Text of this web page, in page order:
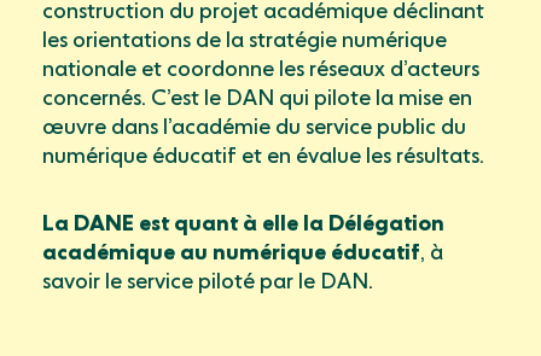
construction du projet académique déclinant
les orientations de la stratégie numérique
nationale et coordonne les réseaux d’acteurs
concernés. C’est le DAN qui pilote la mise en
œuvre dans l’académie du service public du
numérique éducatif et en évalue les résultats.
La DANE est quant à elle la Délégation
académique au numérique éducatif, à
savoir le service piloté par le DAN.